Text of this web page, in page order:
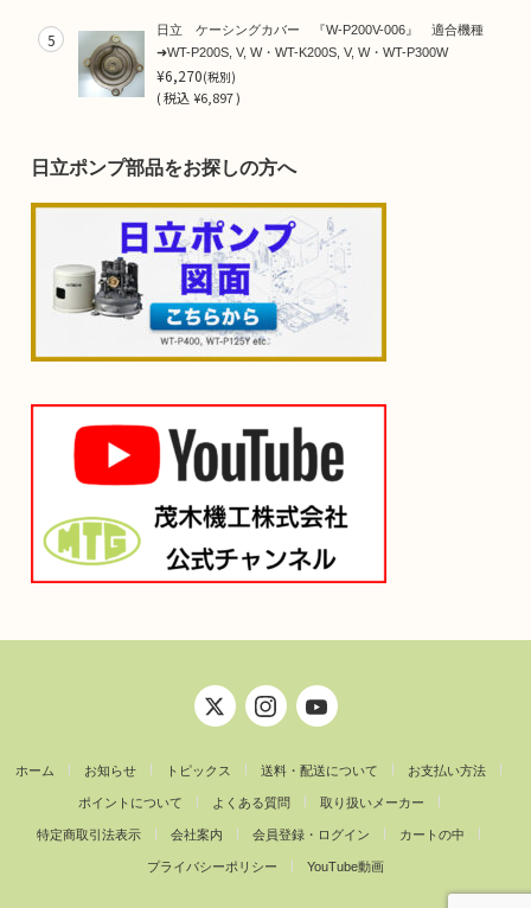
5
日立 ケーシングカバー 『W-P200V-006』 適合機種
➜WT-P200S, V, W・WT-K200S, V, W・WT-P300W
¥6,270(税別)
(税込¥6,897 )
日立ポンプ部品をお探しの方へ
ホーム お知らせ トピックス 送料・配送について お支払い方法
ポイントについて よくある質問 取り扱いメーカー
特定商取引法表示 会社案内 会員登録・ログイン カートの中
プライバシーポリシー YouTube動画